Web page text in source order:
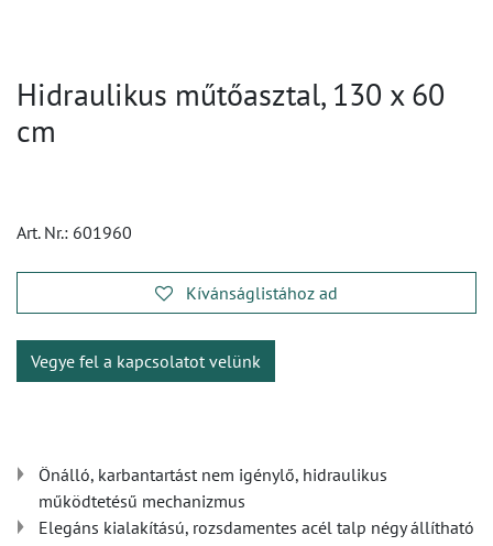
Hidraulikus műtőasztal, 130 x 60
cm
Art. Nr.: 601960
Kívánságlistához ad
Vegye fel a kapcsolatot velünk
Önálló, karbantartást nem igénylő, hidraulikus
működtetésű mechanizmus
Elegáns kialakítású, rozsdamentes acél talp négy állítható